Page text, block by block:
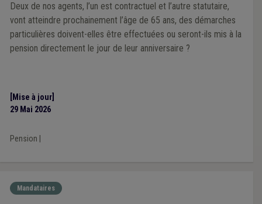
Deux de nos agents, l’un est contractuel et l’autre statutaire,
vont atteindre prochainement l’âge de 65 ans, des démarches
particulières doivent-elles être effectuées ou seront-ils mis à la
pension directement le jour de leur anniversaire ?
[Mise à jour]
29 Mai 2026
Pension
Mandataires